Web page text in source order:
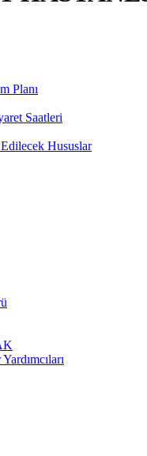
Planı
Saatleri
Hususlar